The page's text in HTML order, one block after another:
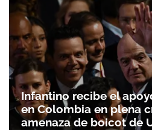
Infantino recibe el
en Colombia en plena
amenaza de boicot de